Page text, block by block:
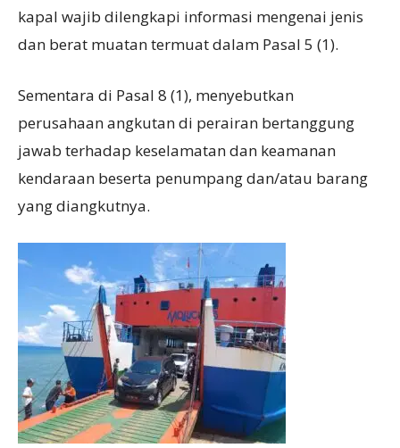
kapal wajib dilengkapi informasi mengenai jenis
dan berat muatan termuat dalam Pasal 5 (1).
Sementara di Pasal 8 (1), menyebutkan
perusahaan angkutan di perairan bertanggung
jawab terhadap keselamatan dan keamanan
kendaraan beserta penumpang dan/atau barang
yang diangkutnya.